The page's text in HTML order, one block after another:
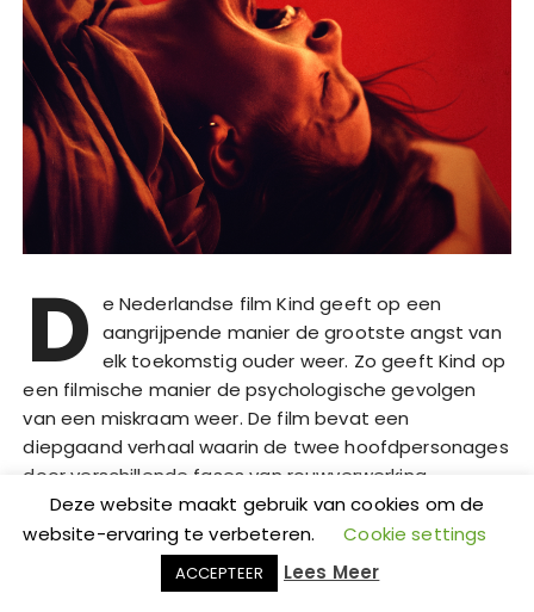
D e Nederlandse film Kind geeft op een
aangrijpende manier de grootste angst van
elk toekomstig ouder weer. Zo geeft Kind op
een filmische manier de psychologische gevolgen
van een miskraam weer. De film bevat een
diepgaand verhaal waarin de twee hoofdpersonages
door verschillende fases van rouwverwerking
heengaan. Het filmverhaal wordt ondersteund door
het sterke acteerwerk van hoofdrolspelers Noortje
Herlaar en Vincent van der Valk. De hoofdrolspelers
vertonen een reeks van emoties. Hierbij vallen ze
Deze website maakt gebruik van cookies om de
website-ervaring te verbeteren.
Cookie settings
ACCEPTEER Lees Meer